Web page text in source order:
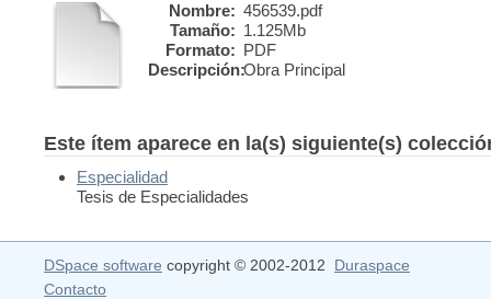
Nombre: 456539.pdf
Tamaño: 1.125Mb
Formato: PDF
Descripción:Obra Principal
Este ítem aparece en la(s) siguiente(s)
Especialidad
Tesis de Especialidades
DSpace software copyright © 2002-2012 Duraspace
Contacto